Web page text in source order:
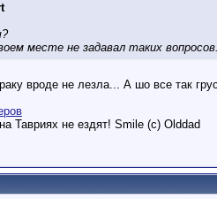
месте не задавал таких
вроде не лезла... А шо все так
Тавриях не ездят! Smile (c) Olddad